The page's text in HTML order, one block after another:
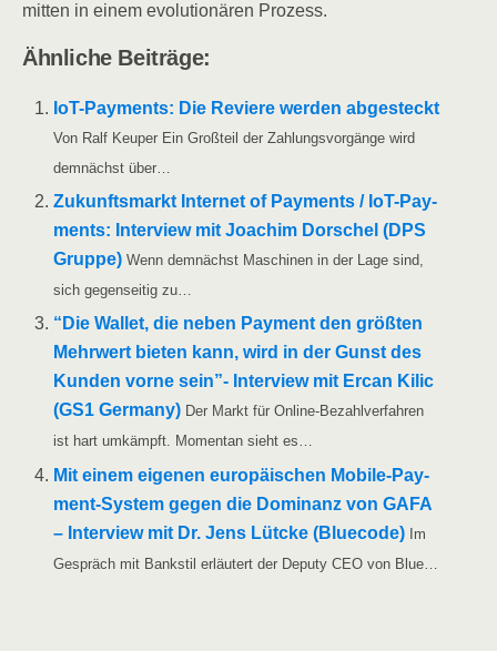
mit­ten in einem evo­lu­tio­nä­ren Prozess.
Ähn­li­che Beiträge:
IoT-Pay­­ments: Die Revie­re wer­den abge­steckt
Von Ralf Keu­per Ein Groß­teil der Zah­lungs­vor­gän­ge wird
dem­nächst über…
Zukunfts­markt Inter­net of Pay­ments /​​ IoT-Pay­­
ments: Inter­view mit Joa­chim Dor­schel (DPS
Grup­pe) Wenn dem­nächst Maschi­nen in der Lage sind,
sich gegen­sei­tig zu…
“Die Wal­let, die neben Pay­ment den größ­ten
Mehr­wert bie­ten kann, wird in der Gunst des
Kun­den vor­ne sein”- Inter­view mit Ercan Kilic
(GS1 Ger­ma­ny) Der Markt für Online-Bezahl­­ver­­­fah­­ren
ist hart umkämpft. Momen­tan sieht es…
Mit einem eige­nen euro­päi­schen Mobi­­le-Pay­­
ment-Sys­­tem gegen die Domi­nanz von GAFA
– Inter­view mit Dr. Jens Lütcke (Blue­code) Im
Gespräch mit Bank­stil erläu­tert der Depu­ty CEO von Blue…